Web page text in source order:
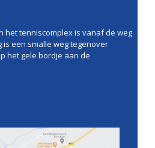
het tenniscomplex is vanaf de weg
is een smalle weg tegenover
het gele bordje aan de